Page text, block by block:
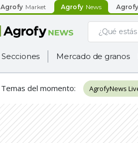
Agrofy Market Agrofy News Agrofy
Secciones Mercado de granos
Temas del momento: AgrofyNews